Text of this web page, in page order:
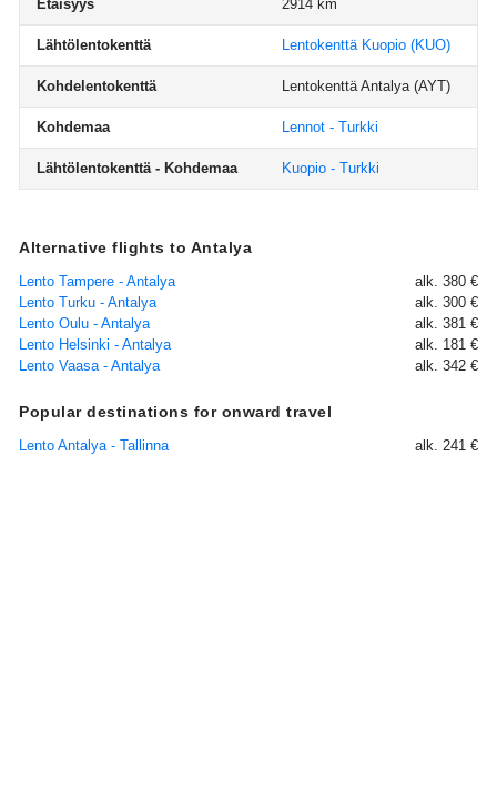
Etäisyys 2914 km
Lähtölentokenttä Lentokenttä Kuopio (KUO)
Kohdelentokenttä Lentokenttä Antalya(AYT)
Kohdemaa Lennot - Turkki
Lähtölentokenttä - Kohdemaa Kuopio - Turkki
Alternative flights to Antalya
Lento Tampere - Antalya
alk. 380 €
Lento Turku - Antalya
alk. 300 €
Lento Oulu - Antalya
alk. 381 €
Lento Helsinki - Antalya
alk. 181 €
Lento Vaasa - Antalya
alk. 342 €
Popular destinations for onward travel
Lento Antalya - Tallinna alk. 241 €